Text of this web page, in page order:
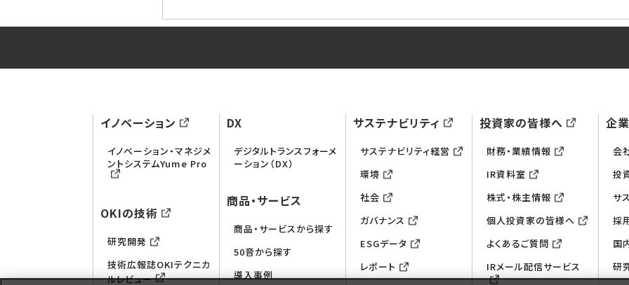
イノベーション
イノベーション・マネジメ
ントシステムYume Pro
OKIの技術
研究開発
技術広報誌OKIテクニカ
ルレビュー
DX
デジタルトランスフォーメ
ーション（DX）
商品・サービス
商品・サービスから探す
50音から探す
導入事例
サステナビリティ
サステナビリティ経営
環境
社会
ガバナンス
ESGデータ
レポート
投資家の皆様へ
財務・業績情報
IR資料室
株式・株主情報
個人投資家の皆様へ
よくあるご質問
IRメール配信サービス
企
会
投
サ
採
国
研